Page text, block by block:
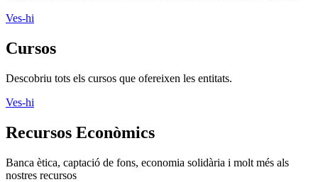
Ves-hi
Cursos
Descobriu tots els cursos que ofereixen les entitats.
Ves-hi
Recursos Econòmics
Banca ètica, captació de fons, economia solidària i molt més als
nostres recursos